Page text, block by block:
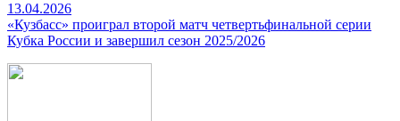
13.04.2026
«Кузбасс» проиграл второй матч четвертьфинальной серии
Кубка России и завершил сезон 2025/2026